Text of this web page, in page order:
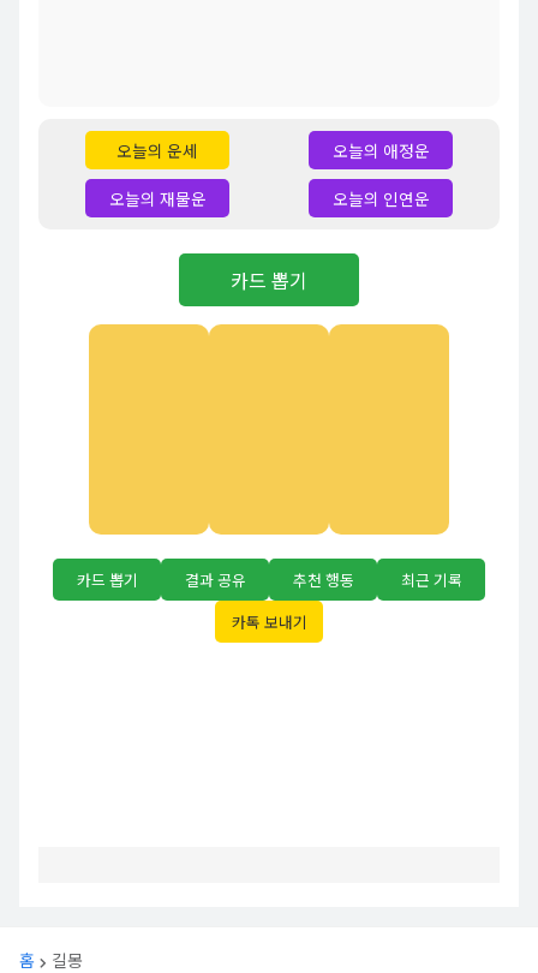
오늘의 운세
오늘의 애정운
오늘의 재물운
오늘의 인연운
카드 뽑기
카드 뽑기 결과 공유 추천 행동
최근 기록
카톡 보내기
홈 길몽